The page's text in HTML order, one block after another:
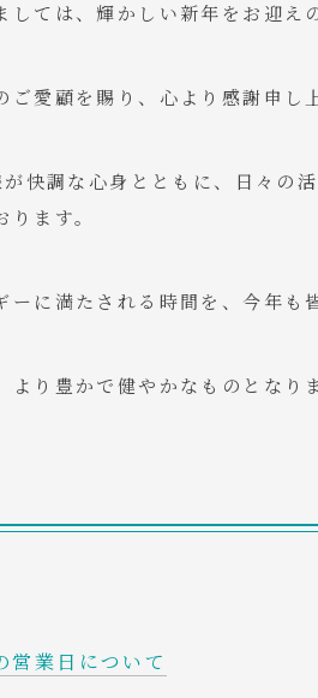
しては、輝かしい新年をお迎え
ご愛顧を賜り、心より感謝申し
快調な心身とともに、日々の
ます。
ーに満たされる時間を、今年
より豊かで健やかなものとなり
営業日について